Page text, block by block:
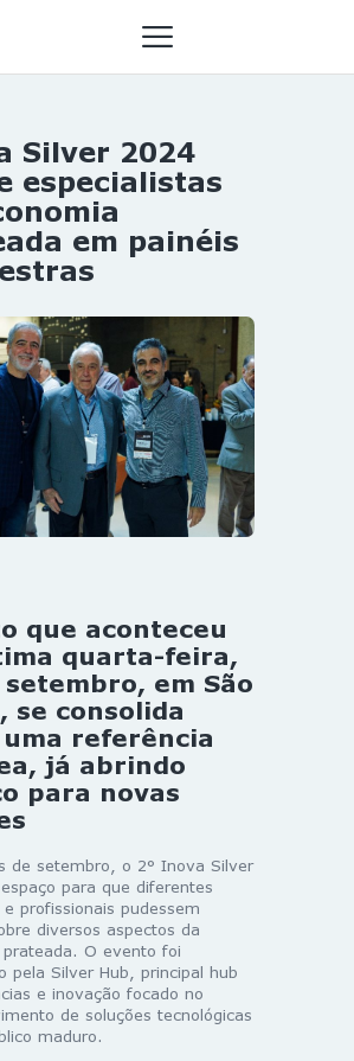
DE
SUMMIT
Silver 2024
especialistas
em painéis
que aconteceu
quarta-feira,
setembro, em São
se consolida
uma referência
já abrindo
para novas
de setembro, o 2° Inova Silver
para que diferentes
e profissionais pudessem
diversos aspectos da
prateada. O evento foi
pela Silver Hub, principal hub
e inovação focado no
de soluções tecnológicas
maduro.